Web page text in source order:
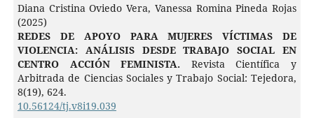
Diana Cristina Oviedo Vera, Vanessa Romina Pineda Rojas
(2025)
REDES DE APOYO PARA MUJERES VÍCTIMAS DE
VIOLENCIA: ANÁLISIS DESDE TRABAJO SOCIAL EN
CENTRO ACCIÓN FEMINISTA. Revista Científica y
Arbitrada de Ciencias Sociales y Trabajo Social: Tejedora,
8(19), 624.
10.56124/tj.v8i19.039